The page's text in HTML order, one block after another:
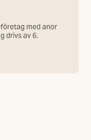
med anor
drivs av 6.